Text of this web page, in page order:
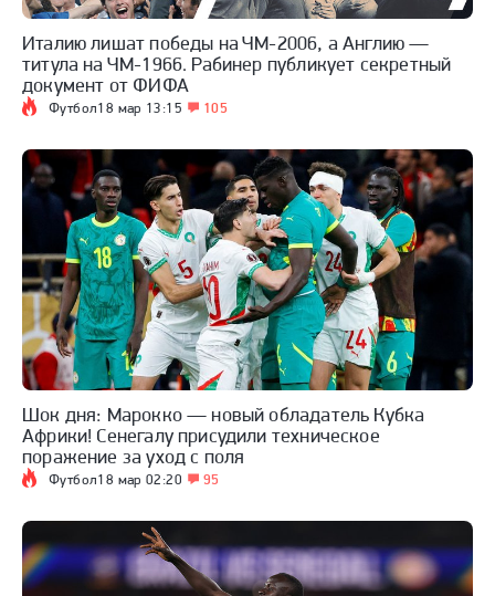
Футбол18 мар 13:15 105
Италию лишат победы на ЧМ-2006, а Англию —
титула на ЧМ-1966. Рабинер публикует секретный
документ от ФИФА
Футбол18 мар 02:20 95
Шок дня: Марокко — новый обладатель Кубка
Африки! Сенегалу присудили техническое
поражение за уход с поля